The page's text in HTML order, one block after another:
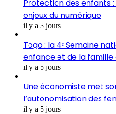
Protection des enfants
enjeux du numérique
il y a 3 jours
Togo : la 4ᵉ Semaine
enfance et de la
il y a 5 jours
Une économiste met
l’autonomisation des
il y a 5 jours